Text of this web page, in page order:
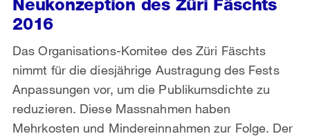
Neukonzeption des Züri Fäschts
2016
Das Organisations-Komitee des Züri Fäschts
nimmt für die diesjährige Austragung des Fests
Anpassungen vor, um die Publikumsdichte zu
reduzieren. Diese Massnahmen haben
Mehrkosten und Mindereinnahmen zur Folge. Der